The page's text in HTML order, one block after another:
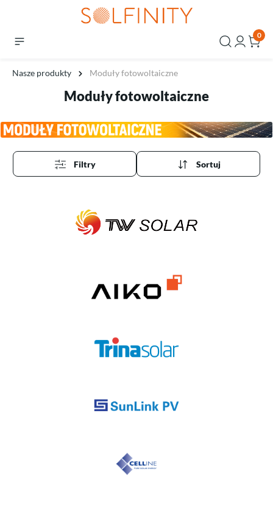
0
Nasze produkty Moduły fotowoltaiczne
Moduły fotowoltaiczne
Filtry Sortuj